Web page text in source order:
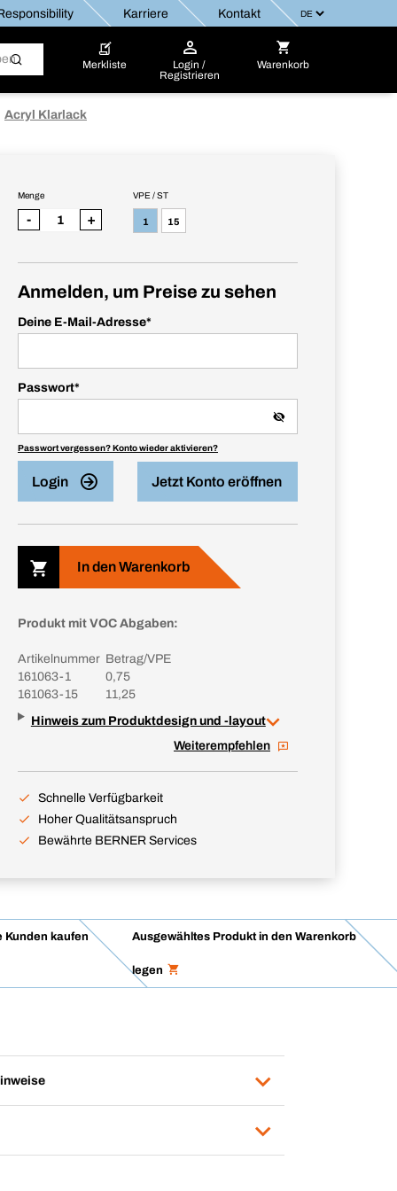
Karriere Kontakt
Merkliste
Login /
Registrieren
Warenkorb
Acryl Klarlack
VPE / ST
1 15
Menge
- +
Anmelden, um Preise zu sehen
Deine E-Mail-Adresse*
Passwort*
Passwort vergessen? Konto wieder aktivieren?
Login Jetzt Konto eröffnen
In den Warenkorb
Produkt mit VOC Abgaben:
Artikelnummer Betrag/VPE
161063-1
0,75
161063-15
11,25
Hinweis zum Produktdesign und -layout
Weiterempfehlen
Schnelle Verfügbarkeit
Hoher Qualitätsanspruch
Bewährte BERNER Services
Kunden kaufen Ausgewähltes Produkt in den Warenkorb
legen